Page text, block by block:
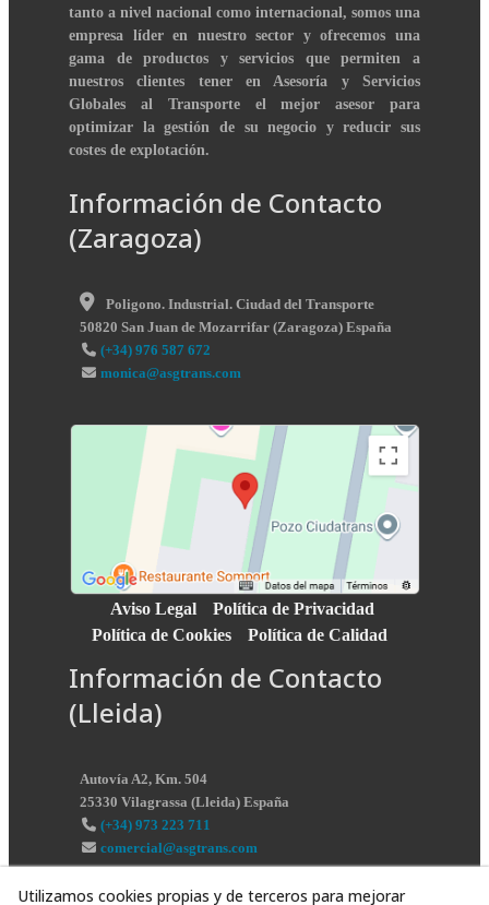
tanto a nivel nacional como internacional, somos una
empresa líder en nuestro sector y ofrecemos una
gama de productos y servicios que permiten a
nuestros clientes tener en Asesoría y Servicios
Globales al Transporte el mejor asesor para
optimizar la gestión de su negocio y reducir sus
costes de explotación.
Información de Contacto
(Zaragoza)
Poligono. Industrial. Ciudad del Transporte
50820 San Juan de Mozarrifar (Zaragoza) España
(+34) 976 587 672
monica@asgtrans.com
Aviso Legal
Política de Privacidad
Política de Cookies
Política de Calidad
Información de Contacto
(Lleida)
Autovía A2, Km. 504
25330 Vilagrassa (Lleida) España
(+34) 973 223 711
comercial@asgtrans.com
Utilizamos cookies propias y de terceros para mejorar